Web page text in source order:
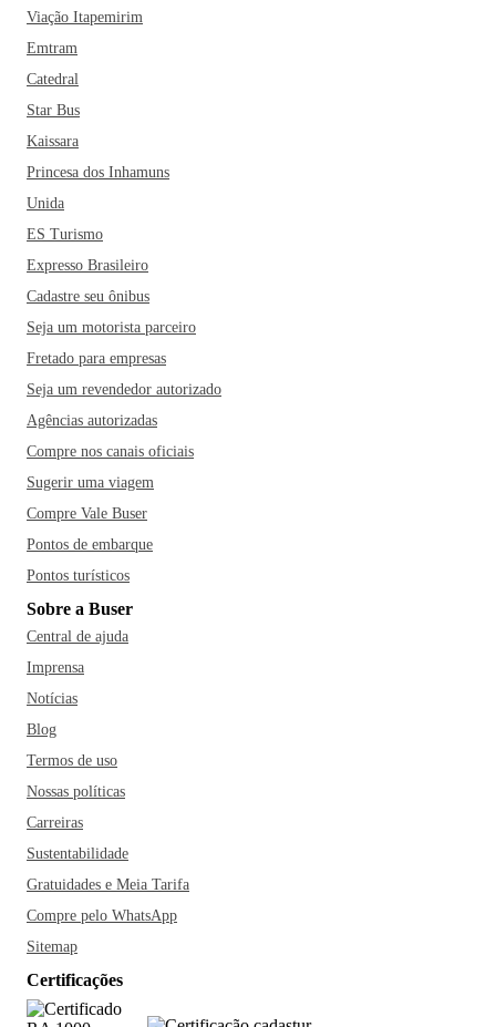
Viação Itapemirim
Emtram
Catedral
Star Bus
Kaissara
Princesa dos Inhamuns
Unida
ES Turismo
Expresso Brasileiro
Cadastre seu ônibus
Seja um motorista parceiro
Fretado para empresas
Seja um revendedor autorizado
Agências autorizadas
Compre nos canais oficiais
Sugerir uma viagem
Compre Vale Buser
Pontos de embarque
Pontos turísticos
Sobre a Buser
Central de ajuda
Imprensa
Notícias
Blog
Termos de uso
Nossas políticas
Carreiras
Sustentabilidade
Gratuidades e Meia Tarifa
Compre pelo WhatsApp
Sitemap
Certificações